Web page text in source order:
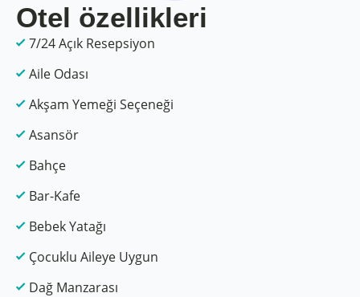
Otel özellikleri
7/24 Açık Resepsiyon
Aile Odası
Akşam Yemeği Seçeneği
Asansör
Bahçe
Bar-Kafe
Bebek Yatağı
Çocuklu Aileye Uygun
Dağ Manzarası